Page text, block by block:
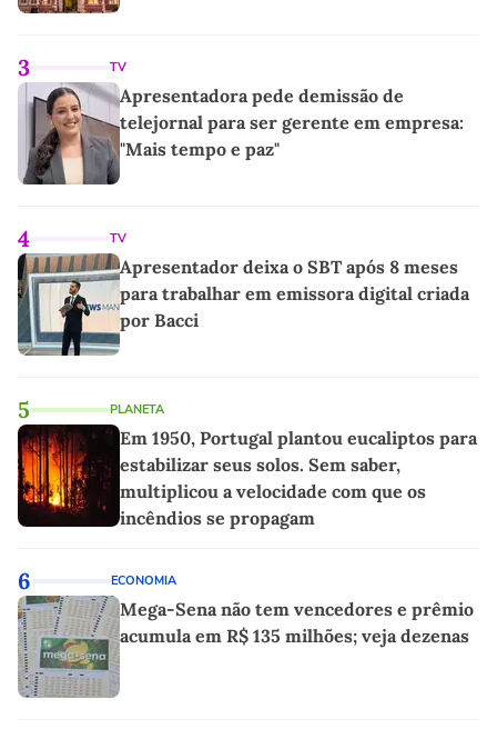
3 TV
Apresentadora pede demissão de
telejornal para ser gerente em empresa:
"Mais tempo e paz"
4 TV
Apresentador deixa o SBT após 8 meses
para trabalhar em emissora digital criada
por Bacci
5 PLANETA
Em 1950, Portugal plantou eucaliptos para
estabilizar seus solos. Sem saber,
multiplicou a velocidade com que os
incêndios se propagam
6 ECONOMIA
Mega-Sena não tem vencedores e prêmio
acumula em R$ 135 milhões; veja dezenas